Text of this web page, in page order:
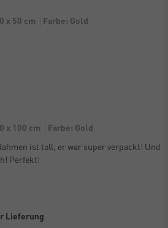
x 50 cm Farbe: Gold
x 100 cm
Farbe: Gold
ist toll, er war super verpackt! Und
Perfekt!
Lieferung